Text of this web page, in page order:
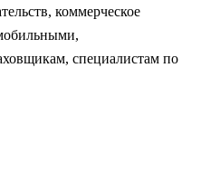
коммерческое
специалистам по